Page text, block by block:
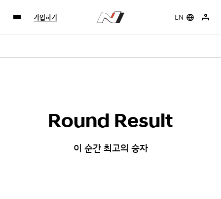
EN
가입하기
Round Result
이 순간 최고의 승자